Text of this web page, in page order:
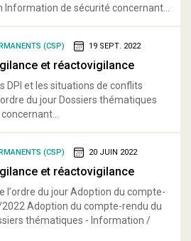
de sécurité concernant...
(CSP) 19 SEPT. 2022
et réactovigilance
DPI et les situations de conflits
du jour Dossiers thématiques
(CSP) 20 JUIN 2022
et réactovigilance
l’ordre du jour Adoption du compte-
Adoption du compte-rendu du
thématiques - Information /